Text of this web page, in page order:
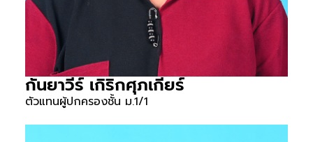
กันยาวีร์ เกิริกศุภเกียร์
ตัวแทนผู้ปกครองชั้น ม.1/1